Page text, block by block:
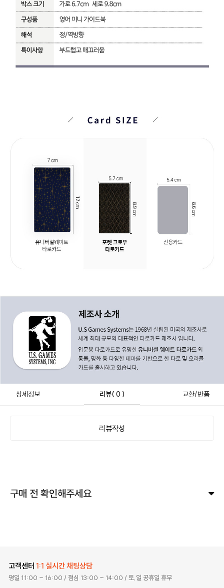
상세정보 리뷰( 0 ) 교환/반품
리뷰작성
구매 전 확인해주세요
고객센터 1:1 실시간 채팅상담
평일 11:00 ~ 16:00 / 점심 13:00 ~ 14:00 / 토,일 공휴일 휴무